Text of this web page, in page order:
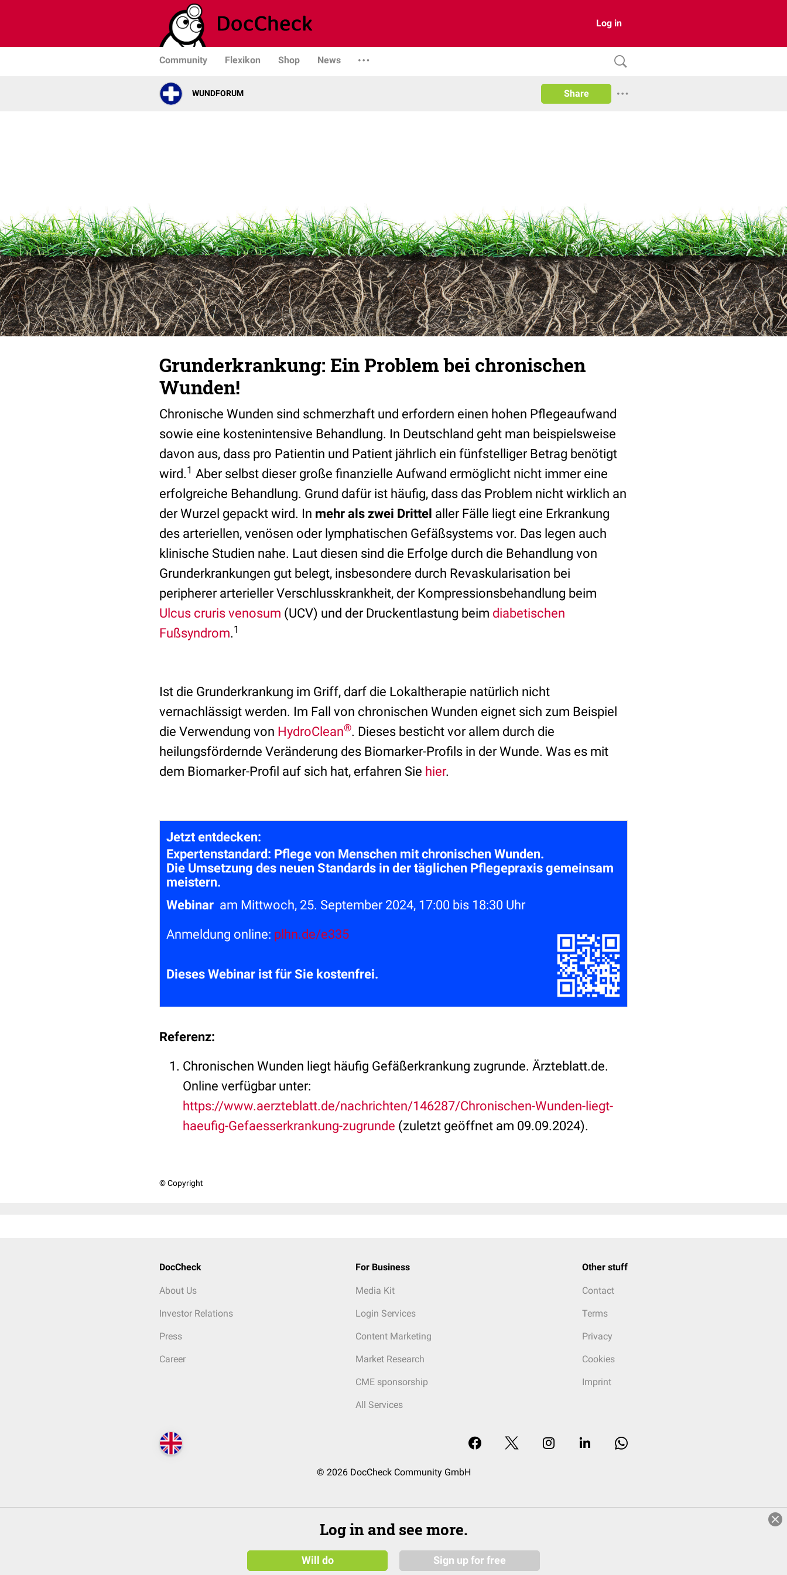
Log in
Community Flexikon Shop News
WUNDFORUM Share
Grunderkrankung: Ein Problem bei chronischen
Wunden!
Chronische Wunden sind schmerzhaft und erfordern einen hohen Pflegeaufwand
sowie eine kostenintensive Behandlung. In Deutschland geht man beispielsweise
davon aus, dass pro Patientin und Patient jährlich ein fünfstelliger Betrag benötigt
wird.1 Aber selbst dieser große finanzielle Aufwand ermöglicht nicht immer eine
erfolgreiche Behandlung. Grund dafür ist häufig, dass das Problem nicht wirklich an
der Wurzel gepackt wird. In mehr als zwei Drittel aller Fälle liegt eine Erkrankung
des arteriellen, venösen oder lymphatischen Gefäßsystems vor. Das legen auch
klinische Studien nahe. Laut diesen sind die Erfolge durch die Behandlung von
Grunderkrankungen gut belegt, insbesondere durch Revaskularisation bei
peripherer arterieller Verschlusskrankheit, der Kompressionsbehandlung beim
Ulcus cruris venosum (UCV) und der Druckentlastung beim diabetischen
Fußsyndrom.1
Ist die Grunderkrankung im Griff, darf die Lokaltherapie natürlich nicht
vernachlässigt werden. Im Fall von chronischen Wunden eignet sich zum Beispiel
die Verwendung von HydroClean®. Dieses besticht vor allem durch die
heilungsfördernde Veränderung des Biomarker-Profils in der Wunde. Was es mit
dem Biomarker-Profil auf sich hat, erfahren Sie hier.
Jetzt entdecken:
Expertenstandard: Pflege von Menschen mit chronischen Wunden.
Die Umsetzung des neuen Standards in der täglichen Pflegepraxis gemeinsam
meistern.
Webinar am Mittwoch, 25. September 2024, 17:00 bis 18:30 Uhr
Anmeldung online: plhn.de/e335
Dieses Webinar ist für Sie kostenfrei.
Referenz:
Chronischen Wunden liegt häufig Gefäßerkrankung zugrunde. Ärzteblatt.de.
Online verfügbar unter:
https://www.aerzteblatt.de/nachrichten/146287/Chronischen-Wunden-liegt-
haeufig-Gefaesserkrankung-zugrunde (zuletzt geöffnet am 09.09.2024).
© Copyright
DocCheck
About Us
Investor Relations
Press
Career
For Business
Media Kit
Login Services
Content Marketing
Market Research
CME sponsorship
All Services
Other stuff
Contact
Terms
Privacy
Cookies
Imprint
© 2026 DocCheck Community GmbH
Log in and see more.
Will do Sign up for free